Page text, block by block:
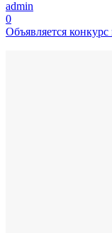
admin
0
Объявляется